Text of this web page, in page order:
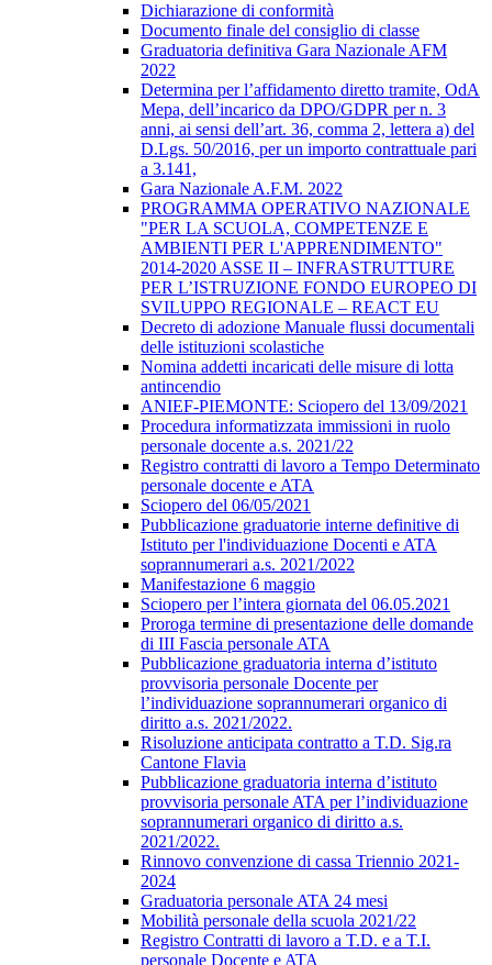
Dichiarazione di conformità
Documento finale del consiglio di classe
Graduatoria definitiva Gara Nazionale AFM
2022
Determina per l’affidamento diretto tramite, OdA
Mepa, dell’incarico da DPO/GDPR per n. 3
anni, ai sensi dell’art. 36, comma 2, lettera a) del
D.Lgs. 50/2016, per un importo contrattuale pari
a 3.141,
Gara Nazionale A.F.M. 2022
PROGRAMMA OPERATIVO NAZIONALE
"PER LA SCUOLA, COMPETENZE E
AMBIENTI PER L'APPRENDIMENTO"
2014-2020 ASSE II – INFRASTRUTTURE
PER L’ISTRUZIONE FONDO EUROPEO DI
SVILUPPO REGIONALE – REACT EU
Decreto di adozione Manuale flussi documentali
delle istituzioni scolastiche
Nomina addetti incaricati delle misure di lotta
antincendio
ANIEF-PIEMONTE: Sciopero del 13/09/2021
Procedura informatizzata immissioni in ruolo
personale docente a.s. 2021/22
Registro contratti di lavoro a Tempo Determinato
personale docente e ATA
Sciopero del 06/05/2021
Pubblicazione graduatorie interne definitive di
Istituto per l'individuazione Docenti e ATA
soprannumerari a.s. 2021/2022
Manifestazione 6 maggio
Sciopero per l’intera giornata del 06.05.2021
Proroga termine di presentazione delle domande
di III Fascia personale ATA
Pubblicazione graduatoria interna d’istituto
provvisoria personale Docente per
l’individuazione soprannumerari organico di
diritto a.s. 2021/2022.
Risoluzione anticipata contratto a T.D. Sig.ra
Cantone Flavia
Pubblicazione graduatoria interna d’istituto
provvisoria personale ATA per l’individuazione
soprannumerari organico di diritto a.s.
2021/2022.
Rinnovo convenzione di cassa Triennio 2021-
2024
Graduatoria personale ATA 24 mesi
Mobilità personale della scuola 2021/22
Registro Contratti di lavoro a T.D. e a T.I.
personale Docente e ATA